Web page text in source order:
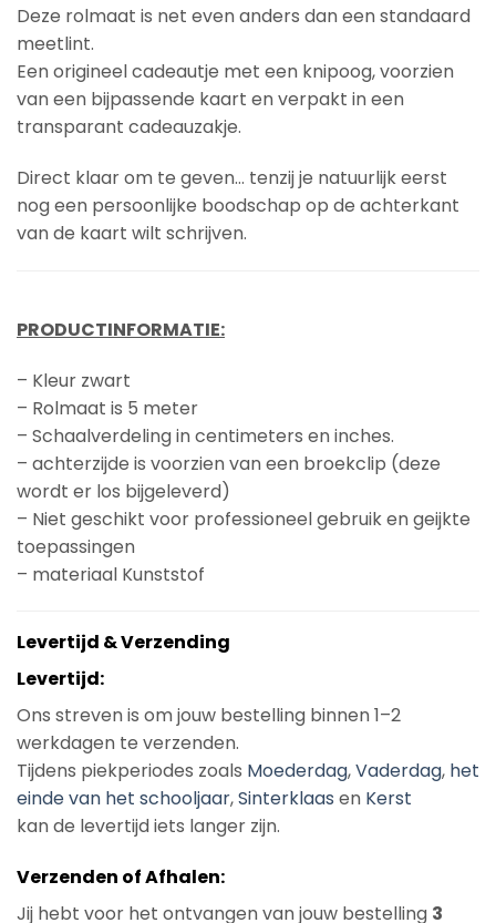
Deze rolmaat is net even anders dan een standaard
meetlint.
Een origineel cadeautje met een knipoog, voorzien
van een bijpassende kaart en verpakt in een
transparant cadeauzakje.
Direct klaar om te geven… tenzij je natuurlijk eerst
nog een persoonlijke boodschap op de achterkant
van de kaart wilt schrijven.
PRODUCTINFORMATIE:
– Kleur zwart
– Rolmaat is 5 meter
– Schaalverdeling in centimeters en inches.
– achterzijde is voorzien van een broekclip (deze
wordt er los bijgeleverd)
– Niet geschikt voor professioneel gebruik en geijkte
toepassingen
– materiaal Kunststof
Levertijd & Verzending
Levertijd:
Ons streven is om jouw bestelling binnen 1–2
werkdagen te verzenden.
Tijdens piekperiodes zoals Moederdag,Vaderdag, het
einde van het schooljaar,Sinterklaas en Kerst
kan de levertijd iets langer zijn.
Verzenden of Afhalen:
Jij hebt voor het ontvangen van jouw bestelling 3